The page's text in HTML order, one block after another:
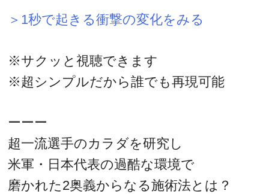
＞1秒で起きる衝撃の変化をみる
※サクッと視聴できます
※超シンプルだから誰でも再現可能
ーーー
超一流選手のカラダを研究し
米軍・日本代表の過酷な環境で
磨かれた2奥義からなる施術法とは？